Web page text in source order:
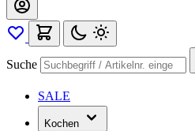
Suche
SALE
Kochen